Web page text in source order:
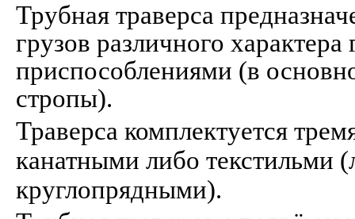
Трубная траверса
грузов различного
приспособлениями (в
стропы).
Траверса комплектуется
канатными либо текстильми
круглопрядными).